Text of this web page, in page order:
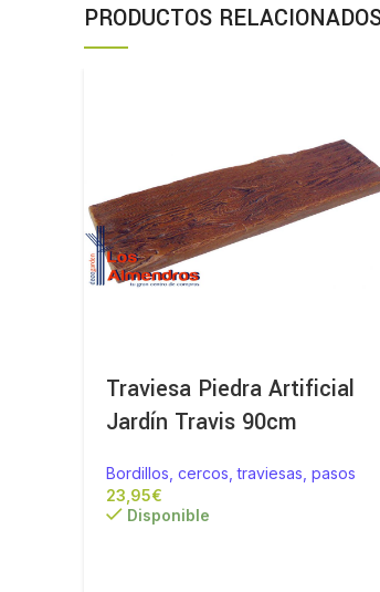
PRODUCTOS
Traviesa Piedra Artificial
Jardín Travis 90cm
Bordillos, cercos, traviesas, pasos
€
Disponible